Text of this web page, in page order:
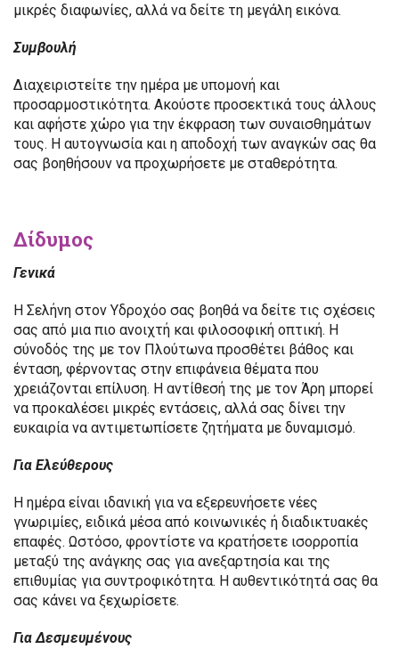
μικρές διαφωνίες, αλλά να δείτε τη μεγάλη εικόνα.
Συμβουλή
Διαχειριστείτε την ημέρα με υπομονή και
προσαρμοστικότητα. Ακούστε προσεκτικά τους άλλους
και αφήστε χώρο για την έκφραση των συναισθημάτων
τους. Η αυτογνωσία και η αποδοχή των αναγκών σας θα
σας βοηθήσουν να προχωρήσετε με σταθερότητα.
Δίδυμος
Γενικά
Η Σελήνη στον Υδροχόο σας βοηθά να δείτε τις σχέσεις
σας από μια πιο ανοιχτή και φιλοσοφική οπτική. Η
σύνοδός της με τον Πλούτωνα προσθέτει βάθος και
ένταση, φέρνοντας στην επιφάνεια θέματα που
χρειάζονται επίλυση. Η αντίθεσή της με τον Άρη μπορεί
να προκαλέσει μικρές εντάσεις, αλλά σας δίνει την
ευκαιρία να αντιμετωπίσετε ζητήματα με δυναμισμό.
Για Ελεύθερους
Η ημέρα είναι ιδανική για να εξερευνήσετε νέες
γνωριμίες, ειδικά μέσα από κοινωνικές ή διαδικτυακές
επαφές. Ωστόσο, φροντίστε να κρατήσετε ισορροπία
μεταξύ της ανάγκης σας για ανεξαρτησία και της
επιθυμίας για συντροφικότητα. Η αυθεντικότητά σας θα
σας κάνει να ξεχωρίσετε.
Για Δεσμευμένους